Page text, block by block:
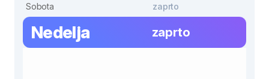
Sobota
zaprto
Nedelja zaprto